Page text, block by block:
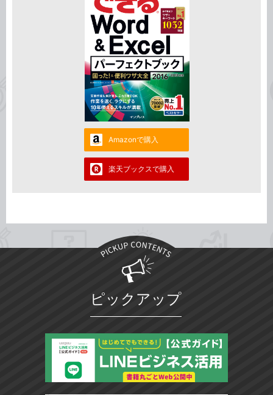
Amazonで購入
楽天ブックスで購入
ピックアップ